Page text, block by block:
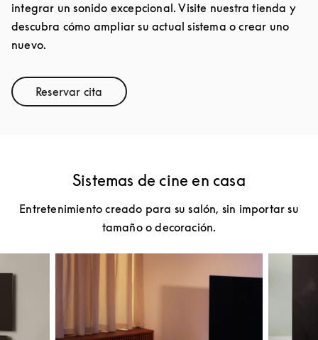
integrar un sonido excepcional. Visite nuestra tienda y
descubra cómo ampliar su actual sistema o crear uno
nuevo.
Reservar citaLink Opens in New Tab
Sistemas de cine en casa
Entretenimiento creado para su salón, sin importar su
tamaño o decoración.